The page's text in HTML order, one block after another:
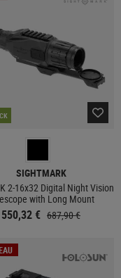
SIGHTMARK
2-16x32 Digital Night Vision
with Long Mount
550,32 € 687,90 €